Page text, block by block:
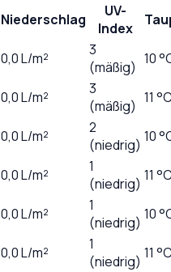
Niederschlag
UV-
Index
0,0L/m²
3
(mäßig) 10
0,0L/m²
3
(mäßig) 11
0,0L/m²
2
(niedrig) 10
0,0L/m²
1
(niedrig) 11
0,0L/m²
1
(niedrig) 10
0,0L/m²
1
(niedrig) 11